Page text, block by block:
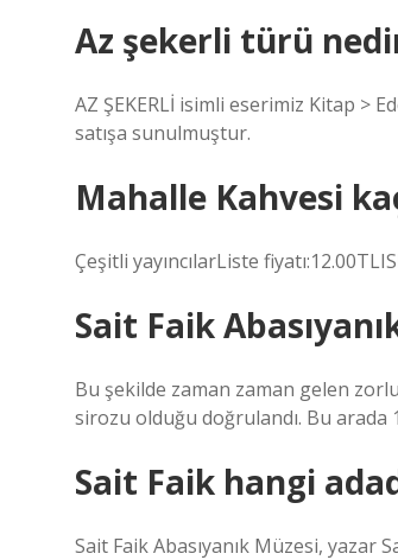
Az şekerli türü
AZ ŞEKERLİ isimli eserimiz Kitap >
satışa sunulmuştur.
Mahalle Kahvesi
Çeşitli yayıncılarListe
Sait Faik
Bu şekilde zaman zaman gelen
sirozu olduğu doğrulandı. Bu arada
Sait Faik hangi
Sait Faik Abasıyanık Müzesi, yazar